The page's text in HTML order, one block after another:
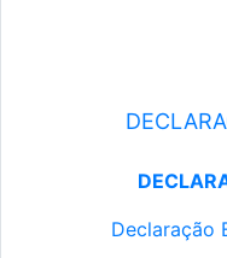
Declaração